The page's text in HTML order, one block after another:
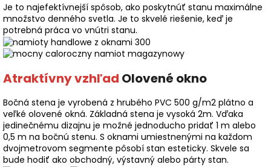
Je to najefektívnejší spôsob, ako poskytnúť stanu maximálne
množstvo denného svetla. Je to skvelé riešenie, keď je
potrebná práca vo vnútri stanu.
Atraktívny vzhľad Olovené okno
Bočná stena je vyrobená z hrubého PVC 500 g/m2 plátno a
veľké olovené okná. Základná stena je vysoká 2m. Vďaka
jedinečnému dizajnu je možné jednoducho pridať 1 m alebo
0,5 m na bočnú stenu. S oknami umiestnenými na každom
dvojmetrovom segmente pôsobí stan esteticky. Skvele sa
bude hodiť ako obchodný, výstavný alebo párty stan.